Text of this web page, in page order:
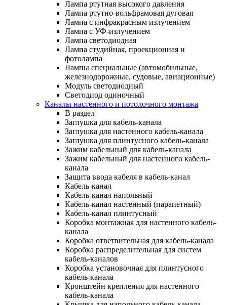
Лампа ртутная высокого давления
Лампа ртутно-вольфрамовая дуговая
Лампа с инфракрасным излучением
Лампа с УФ-излучением
Лампа светодиодная
Лампа студийная, проекционная и
фотолампа
Лампы специальные (автомобильные,
железнодорожные, судовые, авиационные)
Модуль светодиодный
Светодиод одиночный
Каналы настенного и потолочного монтажа
В раздел
Заглушка для кабель-канала
Заглушка для настенного кабель-канала
Заглушка для плинтусного кабель-канала
Зажим кабельный для кабель-канала
Зажим кабельный для настенного кабель-
канала
Защита ввода кабеля в кабель-канал
Кабель-канал
Кабель-канал напольный
Кабель-канал настенный (парапетный)
Кабель-канал плинтусный
Коробка монтажная для настенного кабель-
канала
Коробка ответвительная для кабель-канала
Коробка распределительная для систем
кабель-каналов
Коробка установочная для плинтусного
кабель-канала
Кронштейн крепления для настенного
кабель-канала